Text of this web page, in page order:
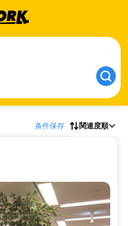
条件保存 関連度順